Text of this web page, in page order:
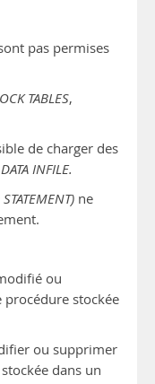
pas permises
TABLES,
de charger des
INFILE.
ne
ou
stockée
ou supprimer
dans un